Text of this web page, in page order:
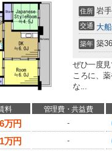
住所 岩
交通 大
築年 築
ぜひ一度
ころに、
な...
料 管理費・共益費
万円 -
万円 -